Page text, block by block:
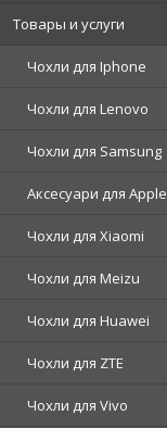
Товары и услуги
Чохли для Iphone
Чохли для Lenovo
Чохли для Samsung
Аксесуари для Apple
Чохли для Xiaomi
Чохли для Meizu
Чохли для Huawei
Чохли для ZTE
Чохли для Vivo